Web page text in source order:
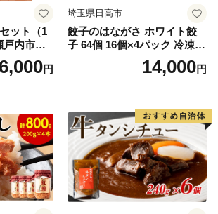
ット（1
戸内市産
パン 砂
い いい香円
埼玉県日高市
餃子のはながさ ホワイト餃
子 64個 16個×4パック 冷凍
中華 点心 B級グルメ ご当地
野菜 おつまみ おかず 簡単調
ー ギフト お取り寄せ 日高市
14,000円